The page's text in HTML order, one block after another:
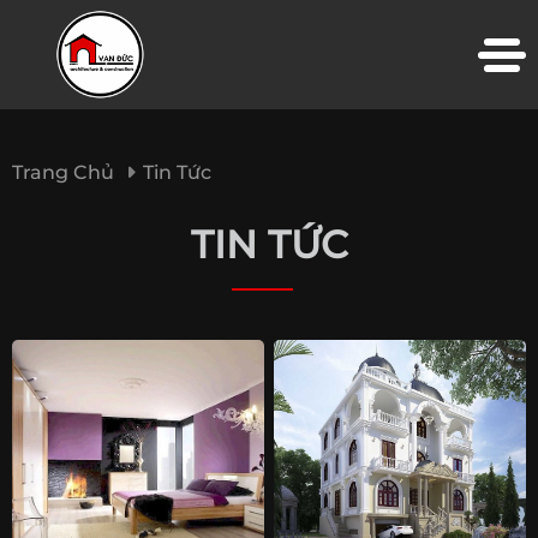
VỀ CHÚNG TÔI
THIẾT KẾ KIẾN TRÚC
Trang Chủ Tin Tức
TIN TỨC